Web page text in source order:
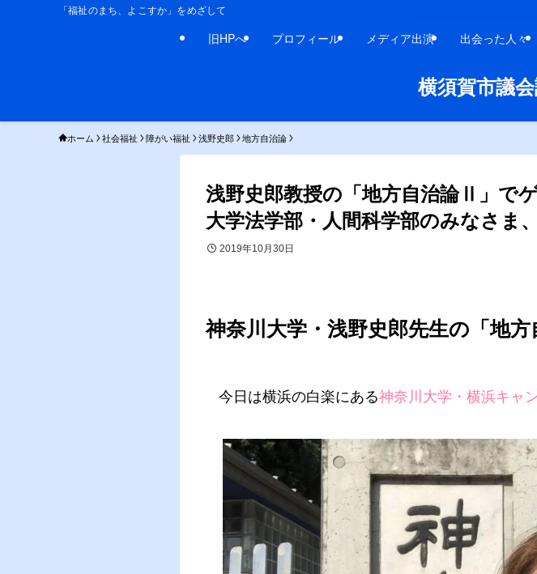
「福祉のまち、よこすか」をめざして
横須賀市議
旧HPへ プロフィール メディア出演 出会った人々
ホーム 社会福祉 障がい福祉 浅野史郎 地方自治論
浅野史郎教授の「地方自治論Ⅱ」で
大学法学部・人間科学部のみなさま
2019年10月30日
神奈川大学・浅野史郎先生の「地
今日は横浜の白楽にある神奈川大学・横浜キャ